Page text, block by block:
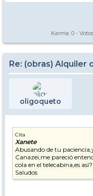
Karma: 0 -
Re: (obras) Alquiler
oligoqueto
Cita
Xanete
Abusando de tu
Canazei,me pareció
cola en el telecabina,es así?
Saludos